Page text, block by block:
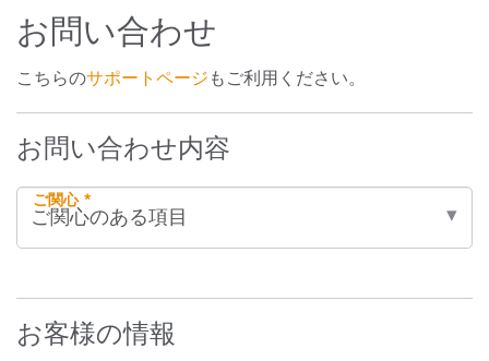
お問い合わせ
こちらのサポートページ もご利用ください。
お問い合わせ内容
ご関心 *
お客様の情報